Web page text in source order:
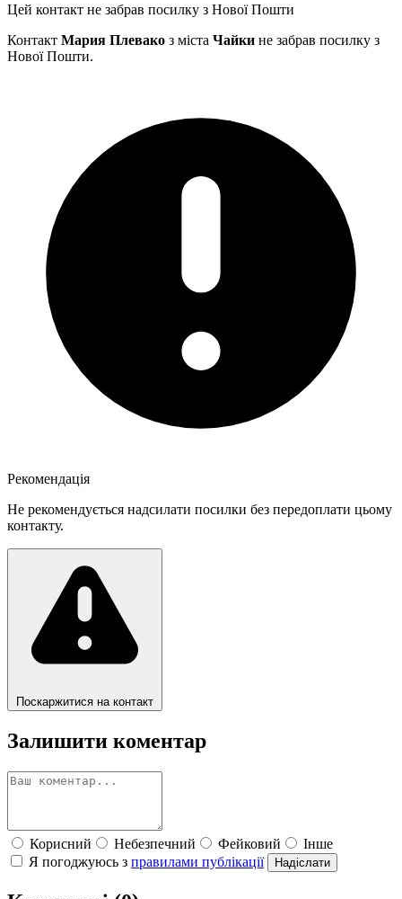
Цей контакт не забрав посилку з Нової Пошти
Контакт Мария Плевако з міста Чайки не забрав посилку з
Нової Пошти.
Рекомендація
Не рекомендується надсилати посилки без передоплати цьому
контакту.
Поскаржитися на контакт
Залишити коментар
Корисний Небезпечний Фейковий
Інше
Я погоджуюсь з правилами публікації Надіслати